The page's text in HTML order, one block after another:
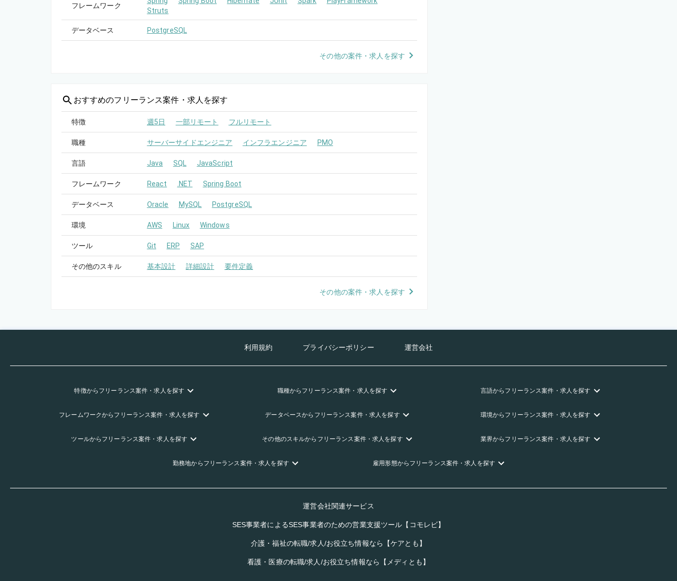
フレームワーク
Struts
データベース PostgreSQL
その他の案件・求人を探す
おすすめのフリーランス案件・求人を探す
特徴 週5日 一部リモート フルリモート
職種 サーバーサイドエンジニア インフラエンジニア PMO
言語 Java SQL JavaScript
フレームワーク React .NET Spring Boot
データベース Oracle MySQL PostgreSQL
環境 AWS Linux Windows
ツール Git ERP SAP
その他のスキル 基本設計 詳細設計 要件定義
その他の案件・求人を探す
利用規約 プライバシーポリシー 運営会社
特徴からフリーランス案件・求人を探す 職種からフリーランス案件・求人を探す 言語からフリーランス案件・求人を探す
フレームワークからフリーランス案件・求人を探す データベースからフリーランス案件・求人を探す 環境からフリーランス案件・求人を探す
ツールからフリーランス案件・求人を探す その他のスキルからフリーランス案件・求人を探す 業界からフリーランス案件・求人を探す
勤務地からフリーランス案件・求人を探す 雇用形態からフリーランス案件・求人を探す
運営会社関連サービス
SES事業者によるSES事業者のための営業支援ツール【コモレビ】
介護・福祉の転職/求人/お役立ち情報なら【ケアとも】
看護・医療の転職/求人/お役立ち情報なら【メディとも】